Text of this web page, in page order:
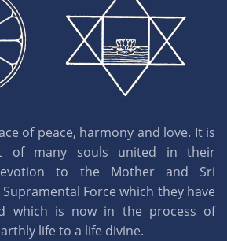
of peace, harmony and love. It is
of many souls united in their
to the Mother and Sri
Force which they have
which is now in the process of
life to a life divine.